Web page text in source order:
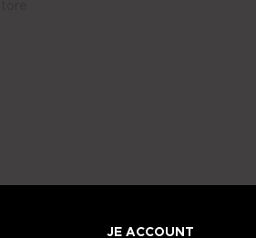
JE ACCOUNT